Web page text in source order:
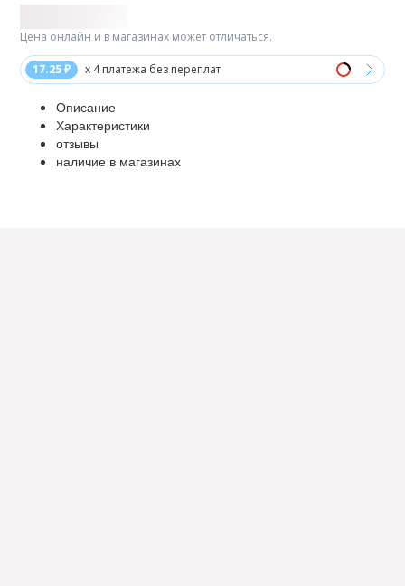
17.25 ₽ x 4 платежа без переплат
Цена онлайн и в магазинах может отличаться.
Описание
Характеристики
отзывы
наличие в магазинах